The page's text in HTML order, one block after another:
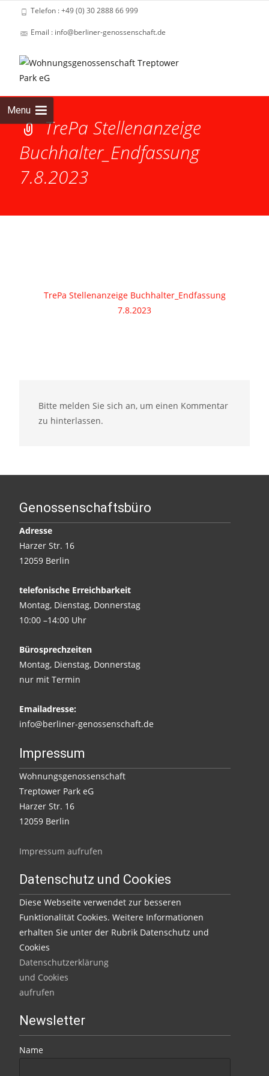
Telefon : +49 (0) 30 2888 66 999
Email : info@berliner-genossenschaft.de
Menu
TrePa Stellenanzeige
Buchhalter_Endfassung
7.8.2023
TrePa Stellenanzeige Buchhalter_Endfassung
7.8.2023
Bitte melden Sie sich an, um einen Kommentar
zu hinterlassen.
Genossenschaftsbüro
Adresse
Harzer Str. 16
12059 Berlin
telefonische Erreichbarkeit
Montag, Dienstag, Donnerstag
10:00 –14:00 Uhr
Bürosprechzeiten
Montag, Dienstag, Donnerstag
nur mit Termin
Emailadresse:
info@berliner-genossenschaft.de
Impressum
Wohnungsgenossenschaft
Treptower Park eG
Harzer Str. 16
12059 Berlin
Impressum aufrufen
Datenschutz und Cookies
Diese Webseite verwendet zur besseren
Funktionalität Cookies. Weitere Informationen
erhalten Sie unter der Rubrik Datenschutz und
Cookies
Datenschutzerklärung
und Cookies
aufrufen
Newsletter
Name